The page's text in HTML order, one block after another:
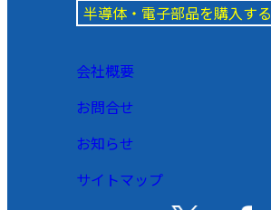
半導体・電子部品を購入する
会社概要
お問合せ
お知らせ
サイトマップ